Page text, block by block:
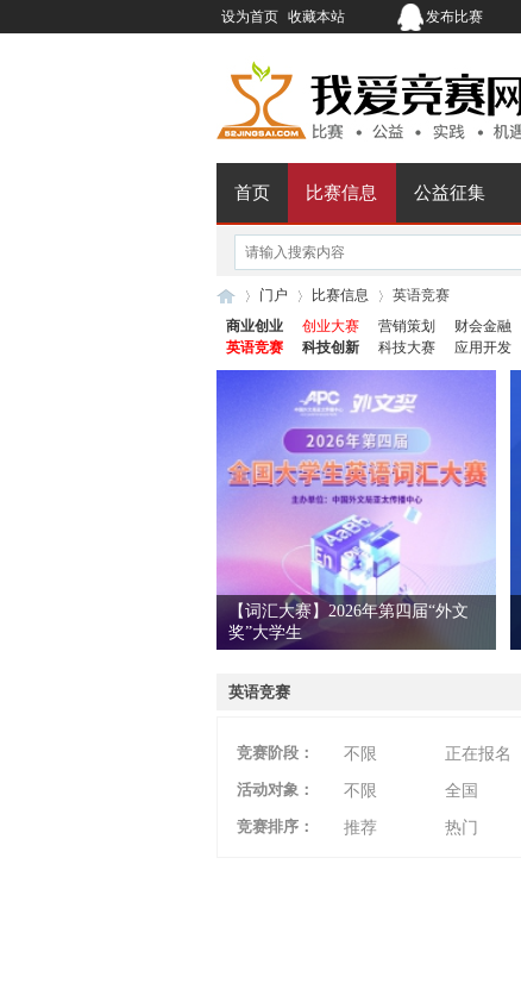
设为首页 收藏本站 发布比赛
首页 比赛信息 公益征集
爱
门户 比赛信息
›
英语竞赛
商业创业
创业大赛 营销策划 财会金融
英语竞赛
科技创新 科技大赛 应用开发
【词汇大赛】2026年第四届“外文
奖”大学生
英语竞赛
竞赛阶段： 不限 正在报名
活动对象：
不限 全国
竞赛排序：
推荐 热门